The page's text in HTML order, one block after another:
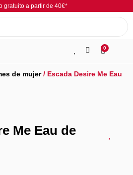
gratuito a partir de 40€*
0
de mujer/ Escada Desire Me Eau
Me Eau de